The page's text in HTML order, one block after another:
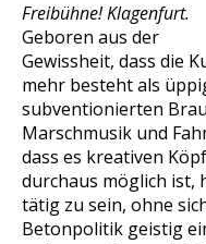
Freibühne! Klagenfurt.
Geboren aus der
Gewissheit, dass die
mehr besteht als
subventionierten
Marschmusik und
dass es kreativen
durchaus möglich ist,
tätig zu sein, ohne
Betonpolitik geistig